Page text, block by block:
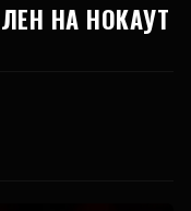
НА НОКАУТ